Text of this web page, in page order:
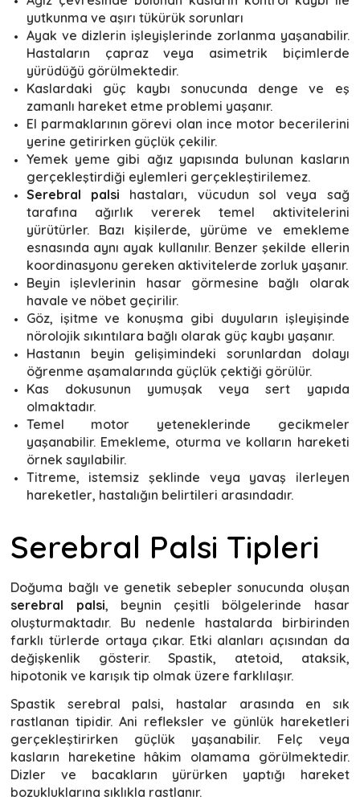
yutkunma ve aşırı tükürük sorunları
Ayak ve dizlerin işleyişlerinde zorlanma yaşanabilir.
Hastaların çapraz veya asimetrik biçimlerde
yürüdüğü görülmektedir.
Kaslardaki güç kaybı sonucunda denge ve eş
zamanlı hareket etme problemi yaşanır.
El parmaklarının görevi olan ince motor becerilerini
yerine getirirken güçlük çekilir.
Yemek yeme gibi ağız yapısında bulunan kasların
gerçekleştirdiği eylemleri gerçekleştirilemez.
Serebral palsi hastaları, vücudun sol veya sağ
tarafına ağırlık vererek temel aktivitelerini
yürütürler. Bazı kişilerde, yürüme ve emekleme
esnasında aynı ayak kullanılır. Benzer şekilde ellerin
koordinasyonu gereken aktivitelerde zorluk yaşanır.
Beyin işlevlerinin hasar görmesine bağlı olarak
havale ve nöbet geçirilir.
Göz, işitme ve konuşma gibi duyuların işleyişinde
nörolojik sıkıntılara bağlı olarak güç kaybı yaşanır.
Hastanın beyin gelişimindeki sorunlardan dolayı
öğrenme aşamalarında güçlük çektiği görülür.
Kas dokusunun yumuşak veya sert yapıda
olmaktadır.
Temel motor yeteneklerinde gecikmeler
yaşanabilir. Emekleme, oturma ve kolların hareketi
örnek sayılabilir.
Titreme, istemsiz şeklinde veya yavaş ilerleyen
hareketler, hastalığın belirtileri arasındadır.
Serebral Palsi Tipleri
Doğuma bağlı ve genetik sebepler sonucunda oluşan
serebral palsi, beynin çeşitli bölgelerinde hasar
oluşturmaktadır. Bu nedenle hastalarda birbirinden
farklı türlerde ortaya çıkar. Etki alanları açısından da
değişkenlik gösterir. Spastik, atetoid, ataksik,
hipotonik ve karışık tip olmak üzere farklılaşır.
Spastik serebral palsi, hastalar arasında en sık
rastlanan tipidir. Ani refleksler ve günlük hareketleri
gerçekleştirirken güçlük yaşanabilir. Felç veya
kasların hareketine hâkim olamama görülmektedir.
Dizler ve bacakların yürürken yaptığı hareket
bozukluklarına sıklıkla rastlanır.